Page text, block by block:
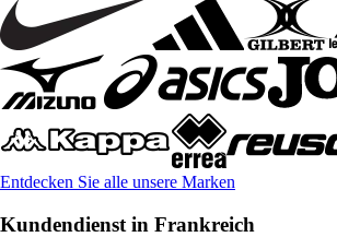
Entdecken Sie alle unsere Marken
Kundendienst in Frankreich